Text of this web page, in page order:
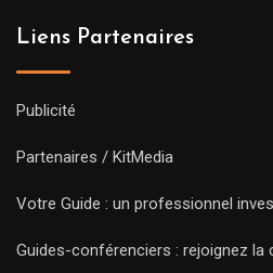
Liens Partenaires
Publicité
Partenaires / KitMedia
Votre Guide : un professionnel
Guides-conférenciers : rejoignez la